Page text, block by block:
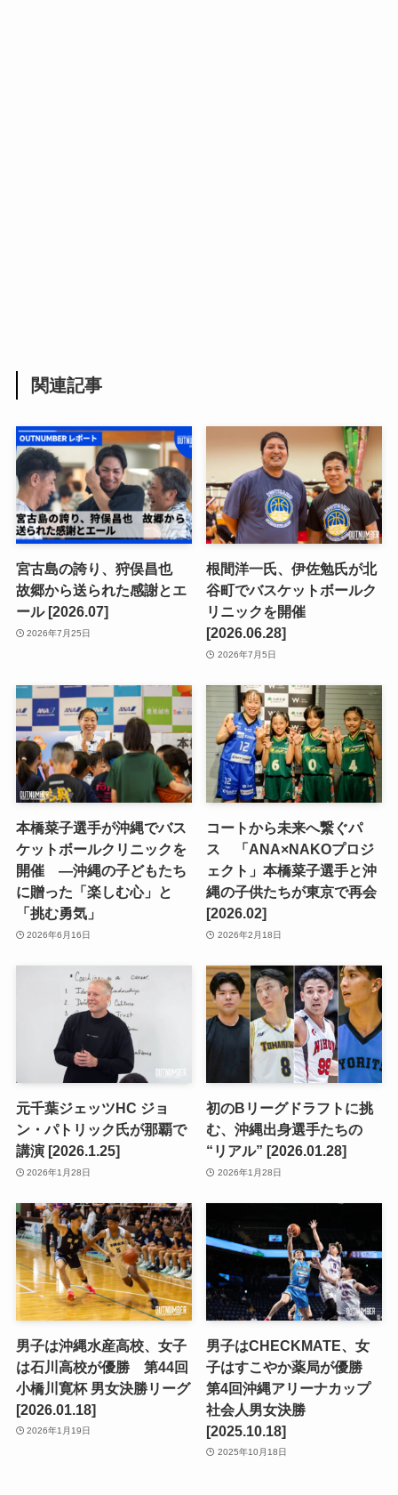
関連記事
宮古島の誇り、狩俣昌也
故郷から送られた感謝とエ
ール [2026.07]
2026年7月25日
根間洋一氏、伊佐勉氏が北
谷町でバスケットボールク
リニックを開催
[2026.06.28]
2026年7月5日
本橋菜子選手が沖縄でバス
ケットボールクリニックを
開催 —沖縄の子どもたち
に贈った「楽しむ心」と
「挑む勇気」
2026年6月16日
コートから未来へ繋ぐパ
ス 「ANA×NAKOプロジ
ェクト」本橋菜子選手と沖
縄の子供たちが東京で再会
[2026.02]
2026年2月18日
元千葉ジェッツHC ジョ
ン・パトリック氏が那覇で
講演 [2026.1.25]
2026年1月28日
初のBリーグドラフトに挑
む、沖縄出身選手たちの
“リアル” [2026.01.28]
2026年1月28日
男子は沖縄水産高校、女子
は石川高校が優勝 第44回
小橋川寛杯 男女決勝リーグ
[2026.01.18]
2026年1月19日
男子はCHECKMATE、女
子はすこやか薬局が優勝
第4回沖縄アリーナカップ
社会人男女決勝
[2025.10.18]
2025年10月18日